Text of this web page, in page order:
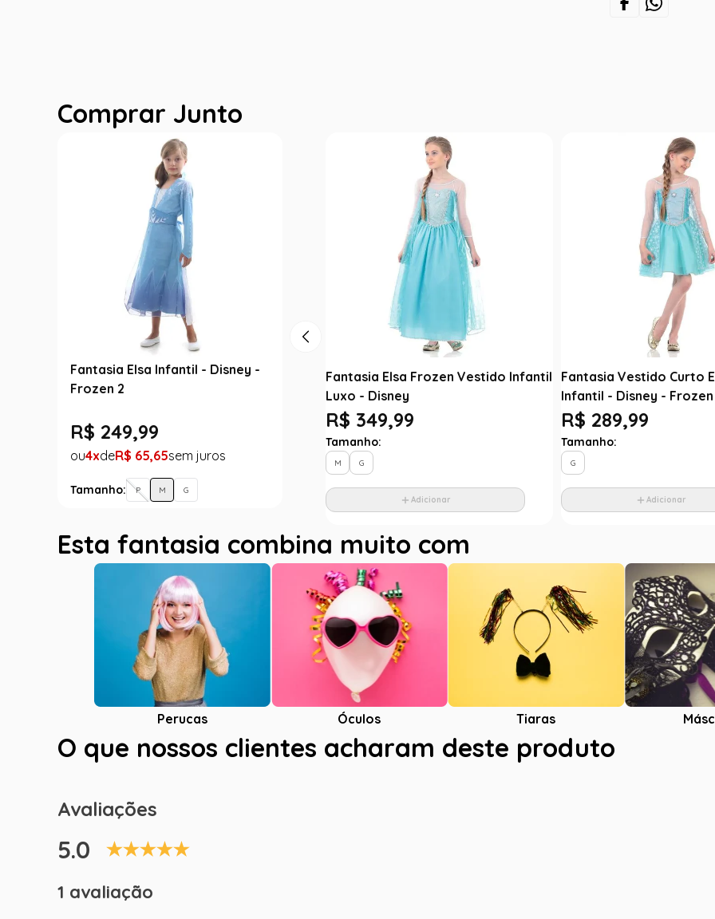
Comprar Junto
Fantasia Elsa Infantil - Disney -
Frozen 2
R$ 249,99
4 R$ 65,65
Tamanho: P M G
Fantasia Elsa Frozen Vestido Infantil
Luxo - Disney
R$ 349,99
Tamanho:
M G
Adicionar
Fantasia Vestido Curto
Infantil - Disney - Frozen
R$ 289,99
Tamanho:
G
Adicionar
Esta fantasia combina muito com
Perucas Óculos Tiaras
O que nossos clientes acharam deste produto
Avaliações
5.0
1 avaliação